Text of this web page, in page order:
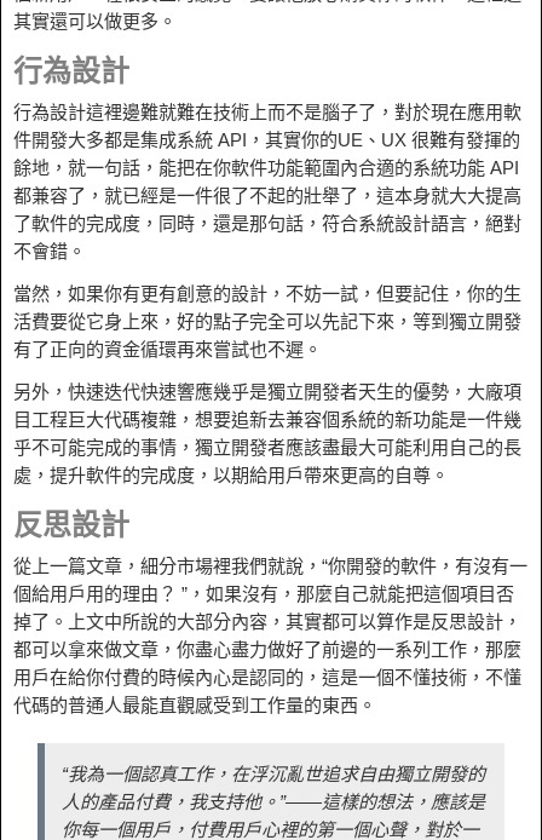
其實還可以做更多。
行為設計
行為設計這裡邊難就難在技術上而不是腦子了，對於現在應用軟
件開發大多都是集成系統 API，其實你的UE、UX 很難有發揮的
餘地，就一句話，能把在你軟件功能範圍內合適的系統功能 API
都兼容了，就已經是一件很了不起的壯舉了，這本身就大大提高
了軟件的完成度，同時，還是那句話，符合系統設計語言，絕對
不會錯。
當然，如果你有更有創意的設計，不妨一試，但要記住，你的生
活費要從它身上來，好的點子完全可以先記下來，等到獨立開發
有了正向的資金循環再來嘗試也不遲。
另外，快速迭代快速響應幾乎是獨立開發者天生的優勢，大廠項
目工程巨大代碼複雜，想要追新去兼容個系統的新功能是一件幾
乎不可能完成的事情，獨立開發者應該盡最大可能利用自己的長
處，提升軟件的完成度，以期給用戶帶來更高的自尊。
反思設計
從上一篇文章，細分市場裡我們就說，“你開發的軟件，有沒有一
個給用戶用的理由？ ”，如果沒有，那麼自己就能把這個項目否
掉了。上文中所說的大部分內容，其實都可以算作是反思設計，
都可以拿來做文章，你盡心盡力做好了前邊的一系列工作，那麼
用戶在給你付費的時候內心是認同的，這是一個不懂技術，不懂
代碼的普通人最能直觀感受到工作量的東西。
“我為一個認真工作，在浮沉亂世追求自由獨立開發的
人的產品付費，我支持他。”——這樣的想法，應該是
你每一個用戶，付費用戶心裡的第一個心聲，對於一